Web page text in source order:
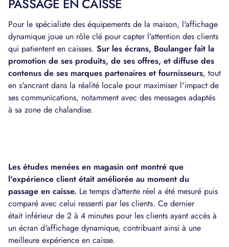
PASSAGE EN CAISSE
Pour le spécialiste des équipements de la maison, l'affichage
dynamique joue un rôle clé pour capter l'attention des clients
qui patientent en caisses. Sur les écrans, Boulanger fait la
promotion de ses produits, de ses offres, et diffuse des
contenus de ses marques partenaires et fournisseurs, tout
en s'ancrant dans la réalité locale pour maximiser l'impact de
ses communications, notamment avec des messages adaptés
à sa zone de chalandise.
Les études menées en magasin ont montré que
l'expérience client était améliorée au moment du
passage en caisse. Le temps d’attente réel a été mesuré puis
comparé avec celui ressenti par les clients. Ce dernier
était inférieur de 2 à 4 minutes pour les clients ayant accès à
un écran d'affichage dynamique, contribuant ainsi à une
meilleure expérience en caisse.